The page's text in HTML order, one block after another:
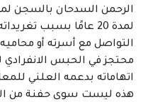
لمدة 20 عامًا بسبب
التواصل مع أسرته أو
اتهاماته بدعمه العلني
هذه ليست سوى حفنة من